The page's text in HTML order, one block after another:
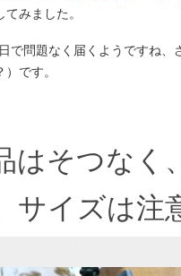
みました。
で問題なく届くようですね、
です。
はそつなく
サイズは注